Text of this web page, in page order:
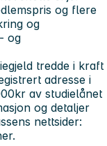
og flere
og
og
tredde i kraft
adresse i
av studielånet
og detaljer
nettsider: